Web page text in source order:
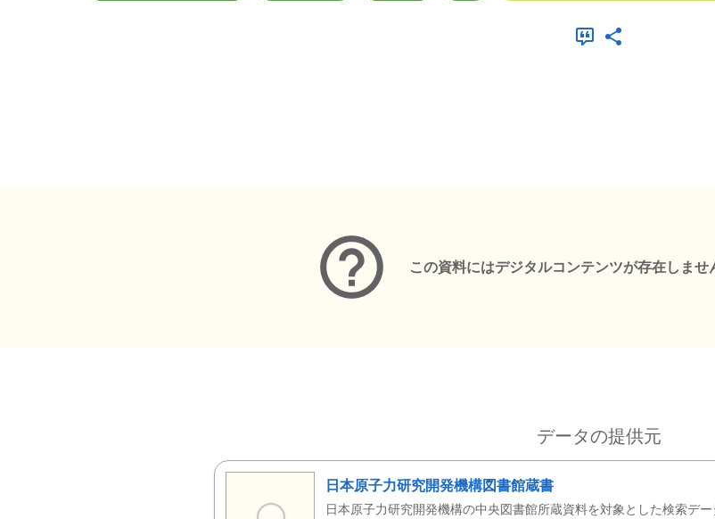
この資料にはデジタルコンテンツが存在しませ
データの提供元
日本原子力研究開発機構図書館蔵書
日本原子力研究開発機構の中央図書館所蔵資料を対象とした検索デ